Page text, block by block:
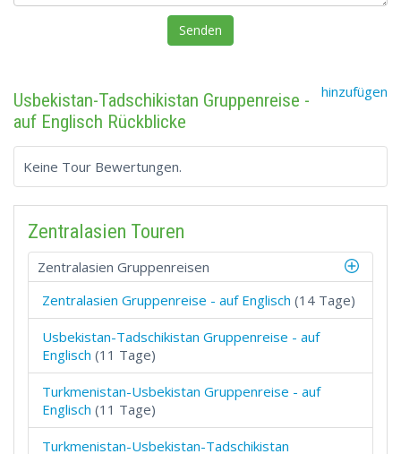
hinzufügen
Usbekistan-Tadschikistan Gruppenreise -
auf Englisch Rückblicke
Keine Tour Bewertungen.
Zentralasien Touren
Zentralasien Gruppenreisen
Zentralasien Gruppenreise - auf Englisch (14 Tage)
Usbekistan-Tadschikistan Gruppenreise - auf
Englisch (11 Tage)
Turkmenistan-Usbekistan Gruppenreise - auf
Englisch (11 Tage)
Turkmenistan-Usbekistan-Tadschikistan